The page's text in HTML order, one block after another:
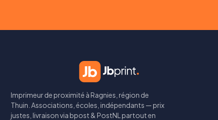
Imprimeur de proximité à Ragnies, région de
Thuin. Associations, écoles, indépendants — prix
justes, livraison via bpost & PostNL partout en